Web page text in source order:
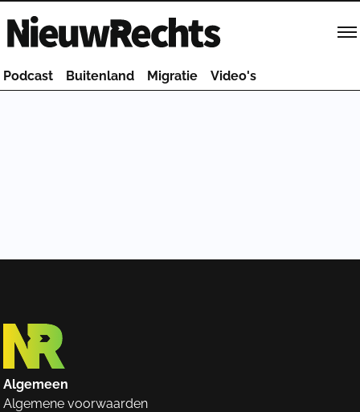
Homepage van NieuwRechts
Podcast Buitenland Migratie Video's
Algemeen
Algemene voorwaarden